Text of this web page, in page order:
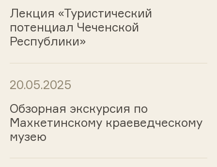
Лекция «Туристический
потенциал Чеченской
Республики»
20.05.2025
Обзорная экскурсия по
Махкетинскому краеведческому
музею